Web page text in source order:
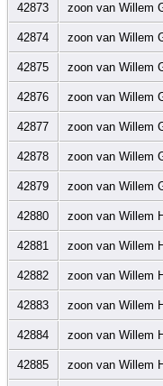
42873 zoon van Willem
42874 zoon van Willem
42875 zoon van Willem
42876 zoon van Willem
42877 zoon van Willem
42878 zoon van Willem
42879 zoon van Willem
42880 zoon van Willem
42881 zoon van Willem
42882 zoon van Willem
42883 zoon van Willem
42884 zoon van Willem
42885 zoon van Willem